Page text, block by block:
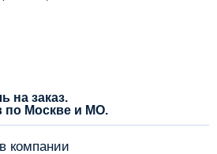
на заказ.
по Москве и МО.
компании